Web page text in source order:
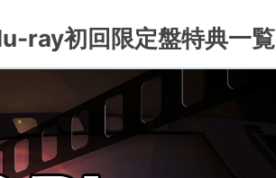
ray初回限定盤特典一覧